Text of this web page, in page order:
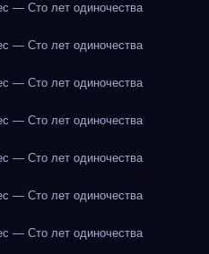
— Сто лет одиночества
— Сто лет одиночества
— Сто лет одиночества
— Сто лет одиночества
— Сто лет одиночества
— Сто лет одиночества
— Сто лет одиночества